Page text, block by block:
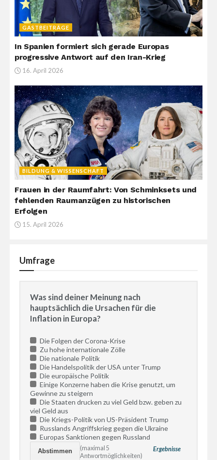
GASTBEITRÄGE
In Spanien formiert sich gerade Europas
progressive Antwort auf den Iran-Krieg
16. April 2026
BILDUNG & WISSENSCHAFT
Frauen in der Raumfahrt: Von Schminksets und
fehlenden Raumanzügen zu historischen
Erfolgen
15. April 2026
Umfrage
Was sind deiner Meinung nach
hauptsächlich die Ursachen für die
Inflation in Europa?
Die Folgen der Corona-Krise
Zu hohe internationale Zölle
Die nationale Politik
Die Handelspolitik der USA unter Trump
Die europäische Politik
Einige Konzerne haben die Krise genutzt, um
Gewinne zu steigern
Die Staaten drucken zu viel Geld bzw. geben zu
viel Geld aus
Die Kriegs-Politik von US-Präsident Trump
Russlands Angriffskrieg gegen die Ukraine
Europas Sanktionen gegen Russland
Ergebnisse
(maximal 5
Antwortmöglichkeiten)